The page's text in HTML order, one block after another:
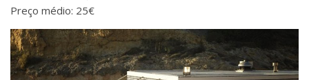
Preço médio: 25€